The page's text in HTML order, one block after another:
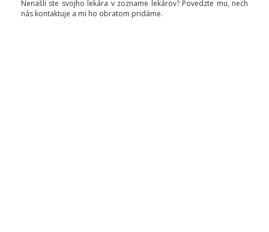
Nenašli ste svojho lekára v zozname lekárov? Povedzte mu, nech
nás kontaktuje a mi ho obratom pridáme.